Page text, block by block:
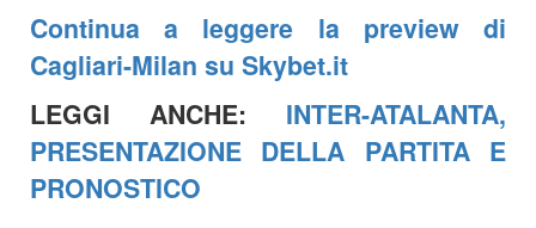
Continua a leggere la preview di
Cagliari-Milan su Skybet.it
LEGGI ANCHE: INTER-ATALANTA,
PRESENTAZIONE DELLA PARTITA E
PRONOSTICO